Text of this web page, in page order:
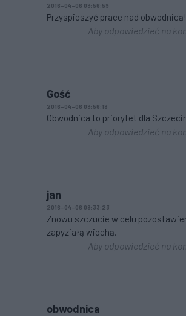
2016-04-06 09:56:59
Przyspieszyć prace nad obwodnicą!
Aby odpowiedzieć na
Gość
2016-04-06 09:56:18
Obwodnica to priorytet dla
Aby odpowiedzieć na
jan
2016-04-06 09:33:23
Znowu szczucie w celu
zapyziałą wiochą.
Aby odpowiedzieć na
obwodnica